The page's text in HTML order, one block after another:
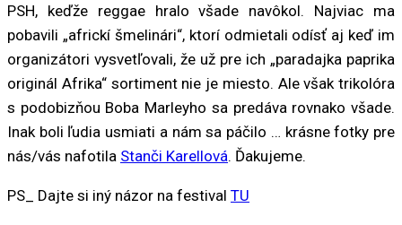
PSH, keďže reggae hralo všade navôkol. Najviac ma
pobavili „africkí šmelinári“, ktorí odmietali odísť aj keď im
organizátori vysvetľovali, že už pre ich „paradajka paprika
originál Afrika“ sortiment nie je miesto. Ale však trikolóra
s podobizňou Boba Marleyho sa predáva rovnako všade.
Inak boli ľudia usmiati a nám sa páčilo … krásne fotky pre
nás/vás nafotila Stanči Karellová. Ďakujeme.
PS_ Dajte si iný názor na festival TU